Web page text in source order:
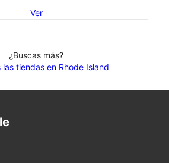
Ver
¿Buscas más?
las tiendas en Rhode Island